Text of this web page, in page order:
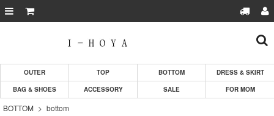
OUTER TOP BOTTOM
DRESS & SKIRT
BAG & SHOES
ACCESSORY SALE FOR MOM
BOTTOM bottom